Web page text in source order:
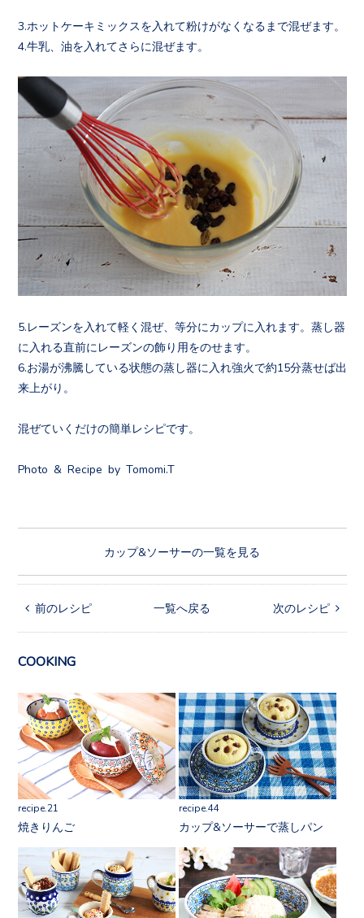
3.ホットケーキミックスを入れて粉けがなくなるまで混ぜます。
4.牛乳、油を入れてさらに混ぜます。
5. レーズンを入れて軽く混ぜ、等分にカップに入れます。蒸し器
に入れる直前にレーズンの飾り用をのせます。
6.お湯が沸騰している状態の蒸し器に入れ強火で約15分蒸せば出
来上がり。
混ぜていくだけの簡単レシピです。
Photo & Recipe by Tomomi.T
カップ&ソーサーの一覧を見る
 前のレシピ 一覧へ戻る 次のレシピ 
COOKING
recipe.21
焼きりんご
recipe.44
カップ&ソーサーで蒸しパン